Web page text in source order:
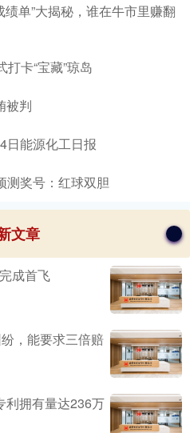
单”大揭秘，谁在牛市里赚翻
卡“宝藏”琼岛
被判
日能源化工日报
测奖号：红球双胆
文章
成首飞
，能要求三倍赔
利拥有量达236万